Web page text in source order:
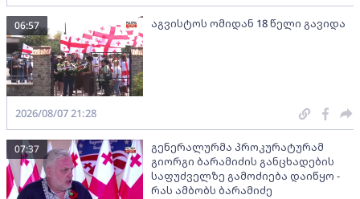
აგვისტოს ომიდან 18 წელი გავიდა
06:57
2026/08/07 21:28
გენერალურმა პროკურატურამ
გიორგი ბარამიძის განცხადების
საფუძველზე გამოძიება დაიწყო -
რას ამბობს ბარამიძე
07:37